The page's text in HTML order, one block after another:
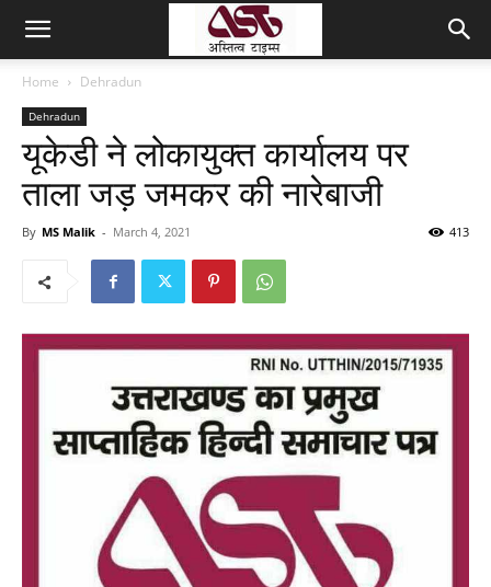
Home Dehradun
Dehradun
यूकेडी ने लोकायुक्त कार्यालय पर
ताला जड़ जमकर की नारेबाजी
By MS Malik - March 4, 2021 413